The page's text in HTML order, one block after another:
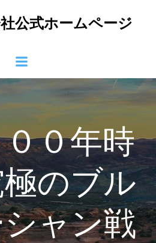
ン
ツ
へ
プ
公式ホームページ
０年時
のブル
ャン戦